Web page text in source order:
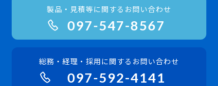
製品・見積等に関するお問い合わせ
097-547-8567
総務・経理・採用に関するお問い合わせ
097-592-4141